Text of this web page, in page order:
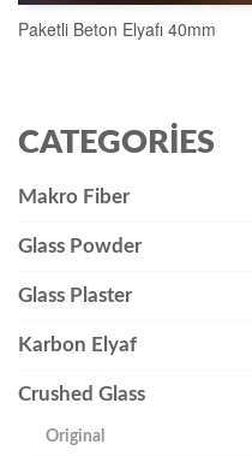
Paketli Beton Elyafı 40mm
CATEGORIES
Makro Fiber
Glass Powder
Glass Plaster
Karbon Elyaf
Crushed Glass
Original